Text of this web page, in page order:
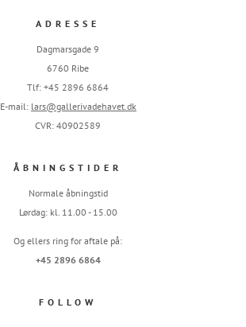
ADRESSE
Dagmarsgade 9
6760 Ribe
Tlf: +45 2896 6864
E-mail: lars@gallerivadehavet.dk
CVR: 40902589
ÅBNINGSTIDER
Normale åbningstid
Lørdag: kl. 11.00 - 15.00
Og ellers ring for aftale på:
+45 2896 6864
FOLLOW